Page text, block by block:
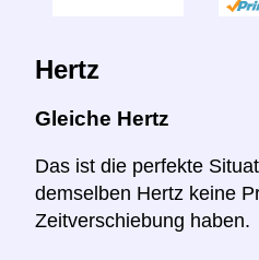
Hertz
Gleiche Hertz
Das ist die perfekte
demselben Hertz keine
Zeitverschiebung haben.